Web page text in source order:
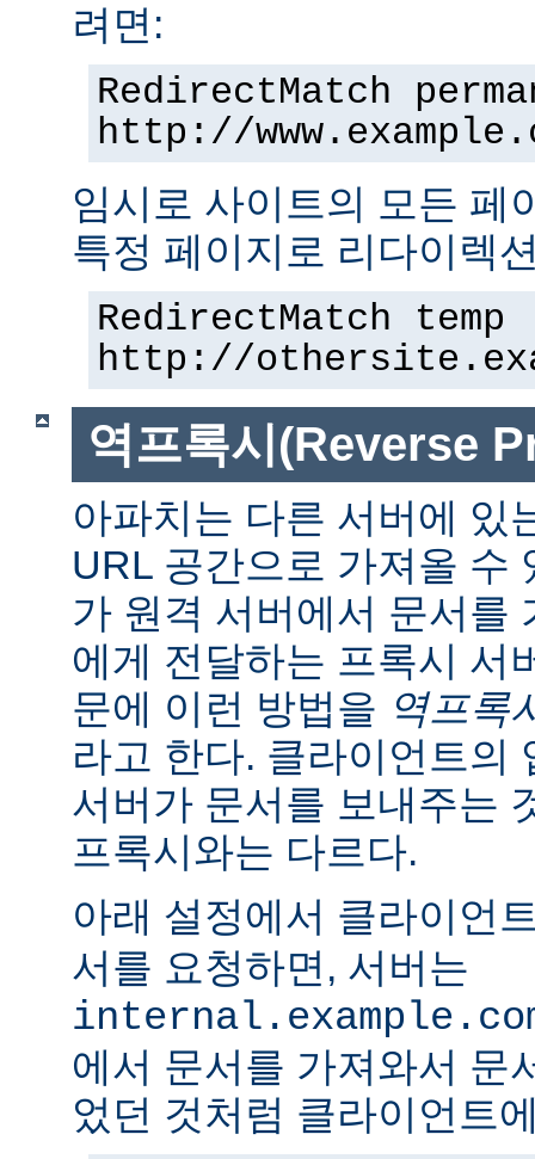
려면:
RedirectMatch
http://
임시로 사이트의 모든 페
특정 페이지로 리다이렉
RedirectMatch
http://
역프록시(Reverse
아파치는 다른 서버에 있
URL 공간으로 가져올 수
가 원격 서버에서 문서를
에게 전달하는 프록시 서
문에 이런 방법을 역프록
라고 한다. 클라이언트의
서버가 문서를 보내주는
프록시와는 다르다.
아래 설정에서 클라이언
서를 요청하면, 서버는
에서 문서를 가져와서 문
었던 것처럼 클라이언트